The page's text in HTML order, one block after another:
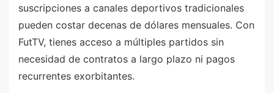
suscripciones a canales deportivos tradicionales
pueden costar decenas de dólares mensuales. Con
FutTV, tienes acceso a múltiples partidos sin
necesidad de contratos a largo plazo ni pagos
recurrentes exorbitantes.